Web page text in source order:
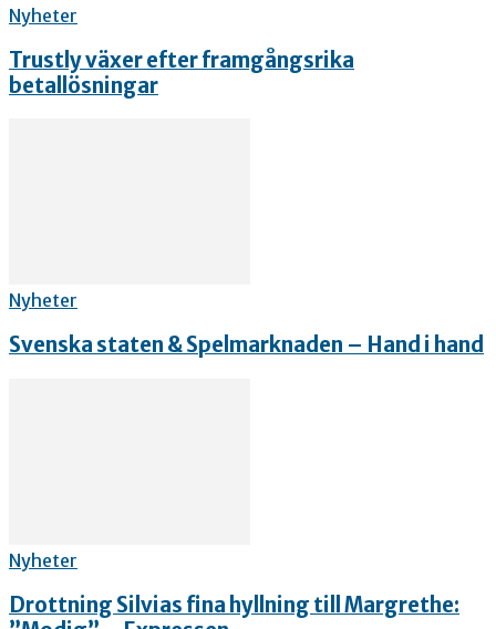
Nyheter
Trustly växer efter framgångsrika
betallösningar
Nyheter
Svenska staten & Spelmarknaden – Hand i hand
Nyheter
Drottning Silvias fina hyllning till Margrethe: